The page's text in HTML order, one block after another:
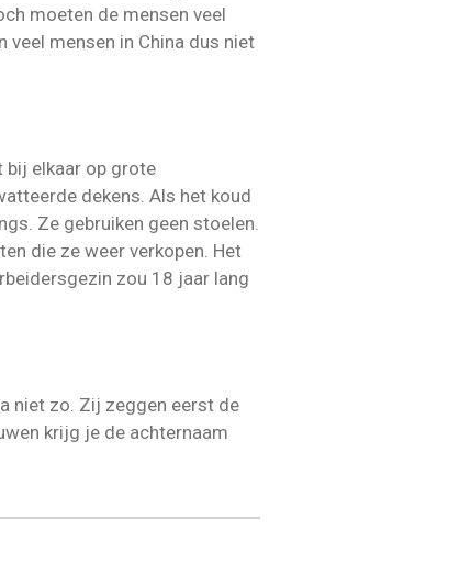
moeten de mensen veel
veel mensen in China dus niet
bij elkaar op grote
dekens. Als het koud
Ze gebruiken geen stoelen.
die ze weer verkopen. Het
zou 18 jaar lang
niet zo. Zij zeggen eerst de
krijg je de achternaam